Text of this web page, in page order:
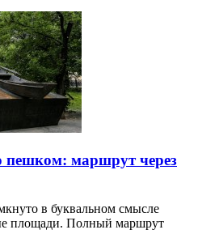
пешком: маршрут через
в буквальном смысле
площади. Полный маршрут